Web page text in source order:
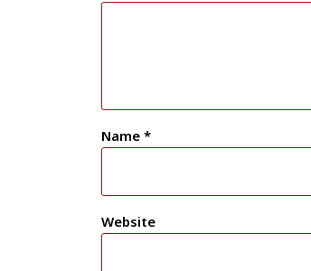
Name *
Website